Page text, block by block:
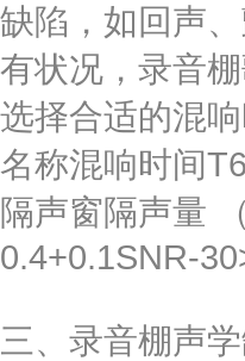
缺陷，如回声
有状况，录音
选择合适的混
名称混响时间
隔声窗隔声量
0.4+0.1SNR-
三、录音棚声